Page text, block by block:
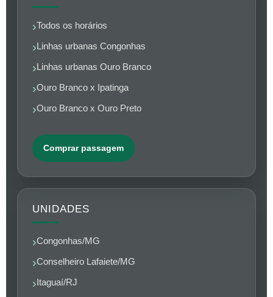
Todos os horários
Linhas urbanas Congonhas
Linhas urbanas Ouro Branco
Ouro Branco x Ipatinga
Ouro Branco x Ouro Preto
Comprar passagem
UNIDADES
Congonhas/MG
Conselheiro Lafaiete/MG
Itaguaí/RJ